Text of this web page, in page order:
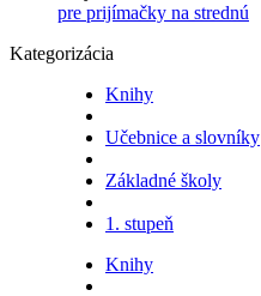
pre prijímačky na strednú
Kategorizácia
Knihy
Učebnice a slovníky
Základné školy
1. stupeň
Knihy